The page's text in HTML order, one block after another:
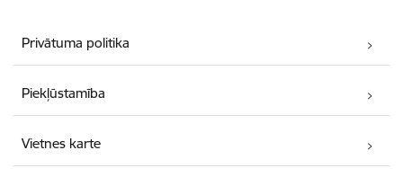
Privātuma politika
Piekļūstamība
Vietnes karte